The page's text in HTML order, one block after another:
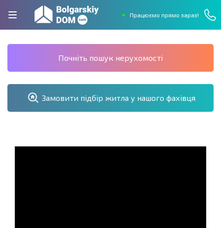
Працюємо прямо зараз!
Почніть пошук нерухомості
Замовити підбір житла у нашого фахівця